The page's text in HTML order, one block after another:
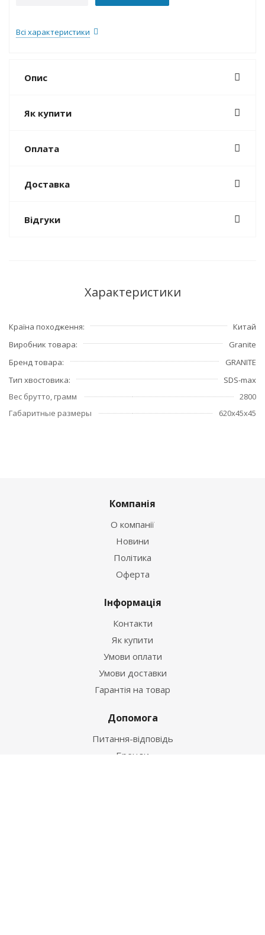
Всі характеристики
Опис
Як купити
Оплата
Доставка
Відгуки
Характеристики
Країна походження
Китай
Виробник товара
Granite
Бренд товара
GRANITE
Тип хвостовика
SDS-max
Вес брутто, грамм
2800
Габаритные размеры
620х45х45
Компанія
О компанії
Новини
Політика
Оферта
Інформація
Контакти
Як купити
Умови оплати
Умови доставки
Гарантія на товар
Допомога
Питання-відповідь
Бренди